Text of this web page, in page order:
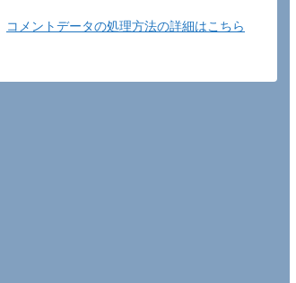
コメントデータの処理方法の詳細はこちら